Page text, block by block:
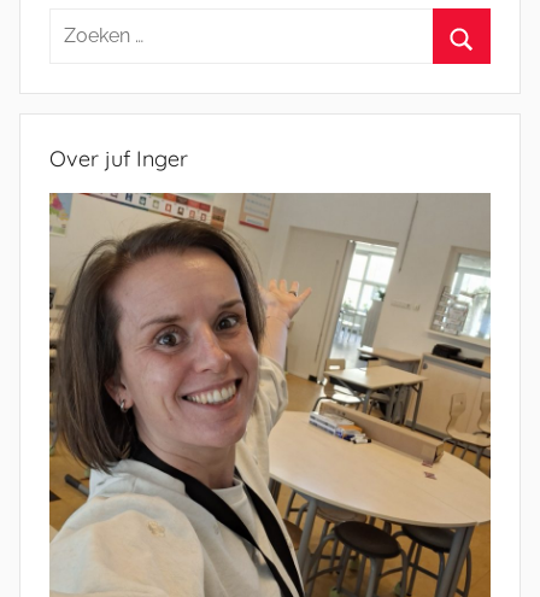
Zoeken
Over juf Inger